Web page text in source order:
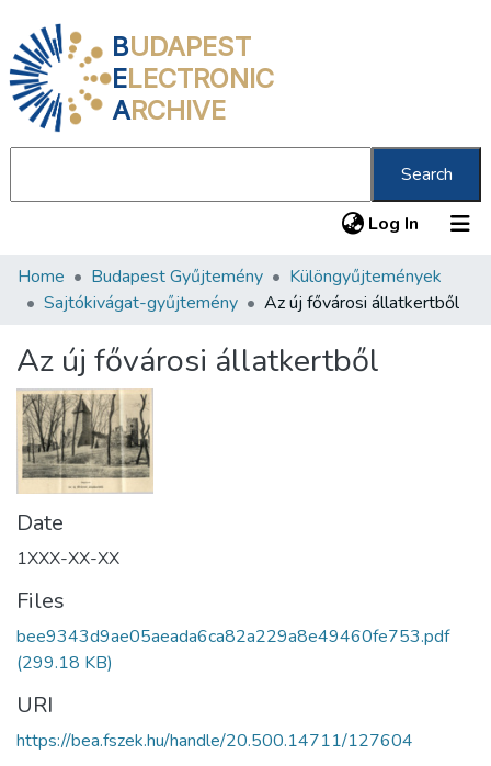
BUDAPEST
ELECTRONIC
ARCHIVE
Search
Log In (current)
Communities & Collections
Statistics
About us
Home Budapest Gyűjtemény
Különgyűjtemények
Sajtókivágat-gyűjtemény
Az új fővárosi állatkertből
Az új fővárosi állatkertből
Date
1XXX-XX-XX
Files
bee9343d9ae05aeada6ca82a229a8e49460fe753.pdf
(299.18 KB)
URI
https://bea.fszek.hu/handle/20.500.14711/127604